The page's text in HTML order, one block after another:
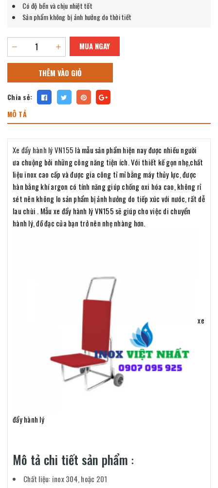
Có độ bền và chịu nhiệt tốt
Sản phẩm không bị ảnh hưởng do thời tiết
MUA NGAY
THÊM VÀO GIỎ
Chia sẻ:
MÔ TẢ
Xe đẩy hành lý VN155 là mẫu sản phẩm hiện nay được nhiều người
ưa chuộng bởi những công năng tiện ích. Với thiết kế gọn nhẹ,chất
liệu inox cao cấp và được gia công tỉ mỉ bằng máy thủy lực, được
hàn bằng khí argon có tính năng giúp chống oxi hóa cao, không rỉ
sét nên không lo sản phẩm bị ảnh hưởng do tiếp xúc với nước, rất dễ
lau chùi . Mẫu xe đẩy hành lý VN155 sẽ giúp cho việc di chuyển
hành lý, đồ đạc của bạn trở nên nhẹ nhàng hơn.
xe
đẩy hành lý
Mô tả chi tiết sản phẩm :
Chất liệu: inox 304, hoặc 201